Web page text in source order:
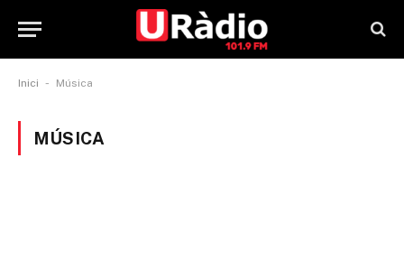
Inici - Música
MÚSICA